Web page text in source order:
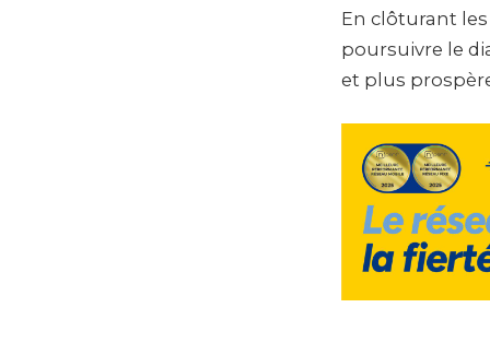
En clôturant
poursuivre le
et plus